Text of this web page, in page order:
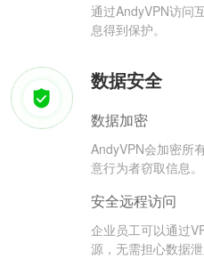
通过AndyVPN访问
息得到保护。
数据安全
数据加密
AndyVPN会加密所
意行为者窃取信息。
安全远程访问
企业员工可以通过
源，无需担心数据泄